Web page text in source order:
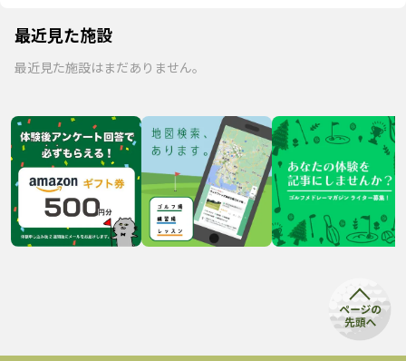
最近見た施設
最近見た施設はまだありません。